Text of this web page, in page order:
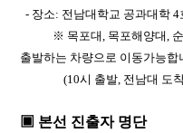
- 장소: 전남대학교 공과대학 4
※ 목포대, 목포해양대,
출발하는 차량으로 이동가능합
(10시 출발, 전남대 도착
▣ 본선 진출자 명단